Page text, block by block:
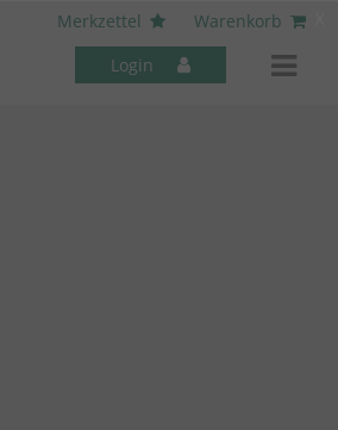
Merkzettel
Warenkorb
Login